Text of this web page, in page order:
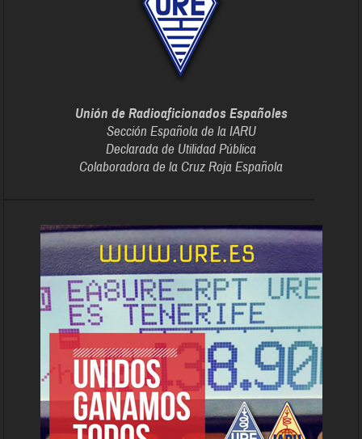
Unión de Radioaficionados Españoles
Sección Española de la IARU
Declarada de Utilidad Pública
Colaboradora de la Cruz Roja Española